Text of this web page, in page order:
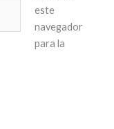
este
navegador
para la